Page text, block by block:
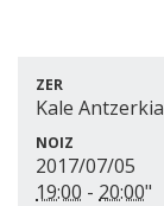
ZER
Kale Antzerkia
NOIZ
2017/07/05
19:00 - 20:00"